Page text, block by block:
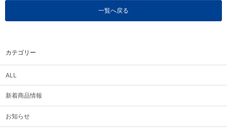
カテゴリー
ALL
新着商品情報
お知らせ
一覧へ戻る